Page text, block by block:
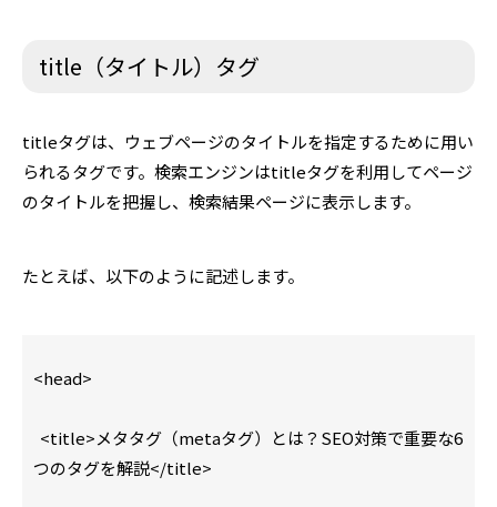
title（タイトル）タグ
titleタグは、ウェブページのタイトルを指定するために用い
られるタグです。検索エンジンはtitleタグを利用してページ
のタイトルを把握し、検索結果ページに表示します。
たとえば、以下のように記述します。
<head>
<title>メタタグ（metaタグ）とは？SEO対策で重要な6
つのタグを解説</title>